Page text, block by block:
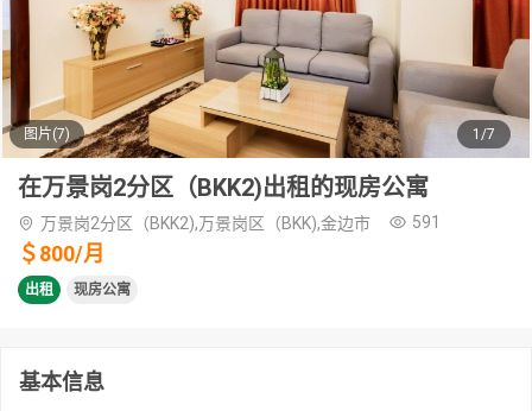
图片(7) 1/7
在万景岗2分区（BKK2)出租的现房公寓
万景岗2分区（BKK2),万景岗区（BKK),金边市 591
＄800/月
出租 现房公寓
基本信息